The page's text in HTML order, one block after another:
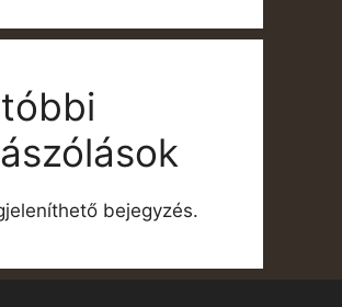
bejegyzés.